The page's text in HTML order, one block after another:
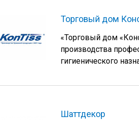
Торговый дом
«Торговый дом
производства
гигиенического
Шаттдекор